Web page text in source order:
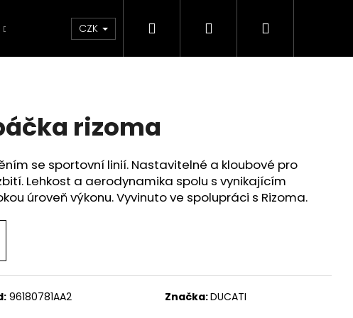
Chrániče Díly Doplňky a předměty
CZK Hledat PřihlášeníNákupní
rizoma
se sportovní linií. Nastavitelné a kloubové pro
Lehkost a aerodynamika spolu s vynikajícím
úroveň výkonu. Vyvinuto ve spolupráci s Rizoma.
96180781AA2 Značka:DUCATI